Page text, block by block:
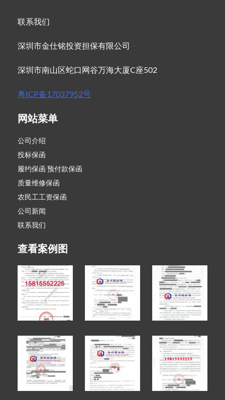
联系我们
深圳市金仕铭投资担保有限公司
深圳市南山区蛇口网谷万海大厦C座502
粤ICP备17037952号
网站菜单
公司介绍
投标保函
履约保函 预付款保函
质量维修保函
农民工工资保函
公司新闻
联系我们
查看案例图